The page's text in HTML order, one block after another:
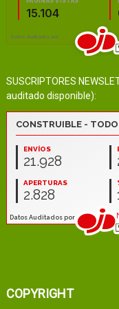
SUSCRIPTORES
auditado disponible):
COPYRIGHT